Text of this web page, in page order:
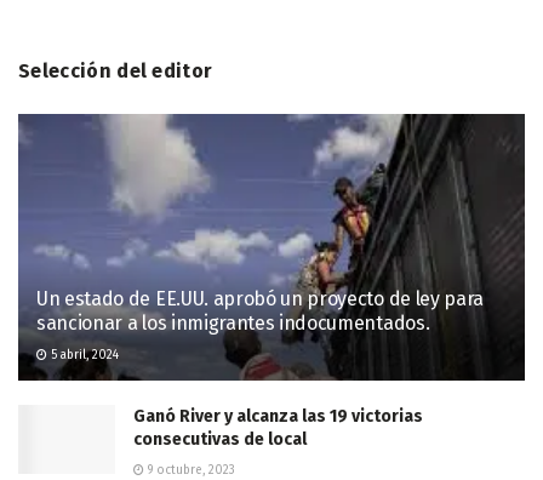
Selección del editor
Un estado de EE.UU. aprobó un proyecto de ley para
sancionar a los inmigrantes indocumentados.
5 abril, 2024
Ganó River y alcanza las 19 victorias
consecutivas de local
9 octubre, 2023